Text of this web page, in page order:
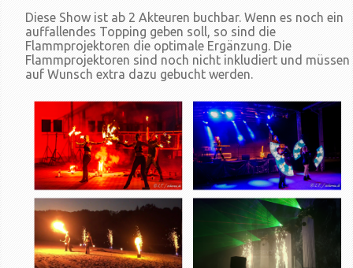
Diese Show ist ab 2 Akteuren buchbar. Wenn es noch ein
auffallendes Topping geben soll, so sind die
Flammprojektoren die optimale Ergänzung. Die
Flammprojektoren sind noch nicht inkludiert und müssen
auf Wunsch extra dazu gebucht werden.